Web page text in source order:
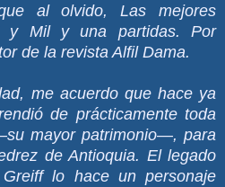
al olvido, Las mejores
y Mil y una partidas. Por
de la revista Alfil Dama.
me acuerdo que hace ya
de prácticamente toda
mayor patrimonio—, para
de Antioquia. El legado
lo hace un personaje